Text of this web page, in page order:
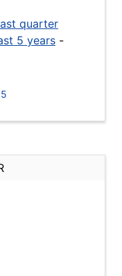
quarter
5 years -